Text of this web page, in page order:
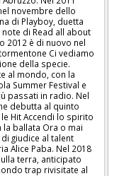
novembre dello
di Playboy, duetta
di Read all about
2012 è di nuovo nel
Ci vediamo
della specie.
al mondo, con la
Summer Festival e
passati in radio. Nel
debutta al quinto
Hit Accendi lo spirito
la ballata Ora o mai
giudice al talent
Alice Paba. Nel 2018
terra, anticipato
trap rivisitate al